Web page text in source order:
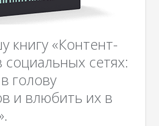
книгу «Контент-
социальных сетях:
голову
и влюбить их в